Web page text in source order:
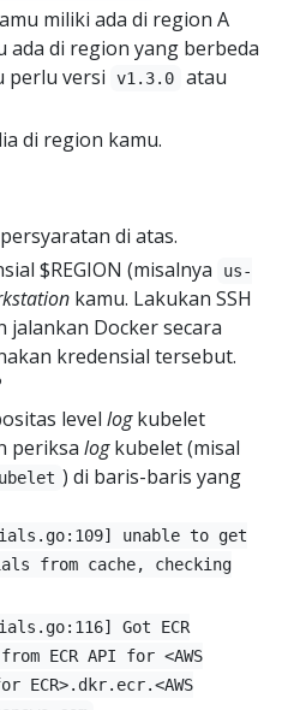
miliki ada di region A
ada di region yang berbeda
perlu versi
v1.3.0
atau
di region kamu.
di atas.
$REGION (misalnya
us-
kamu. Lakukan SSH
jalankan Docker secara
kredensial tersebut.
level logkubelet
periksa logkubelet (misal
) di baris-baris yang
unable to get
from cache, checking
Got ECR
ECR API for <AWS
ECR>.dkr.ecr.<AWS